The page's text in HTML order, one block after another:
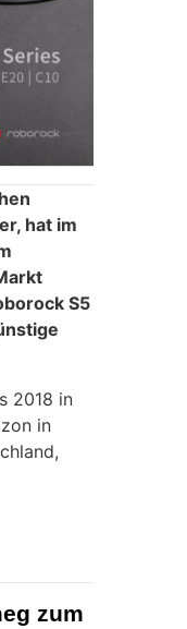
hat im
S5
2018 in
in
zum